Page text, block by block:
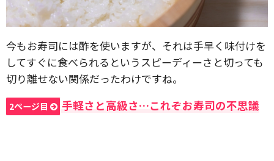
今もお寿司には酢を使いますが、それは手早く味付けを
してすぐに食べられるというスピーディーさと切っても
切り離せない関係だったわけですね。
2ページ目 手軽さと高級さ…これぞお寿司の不思議